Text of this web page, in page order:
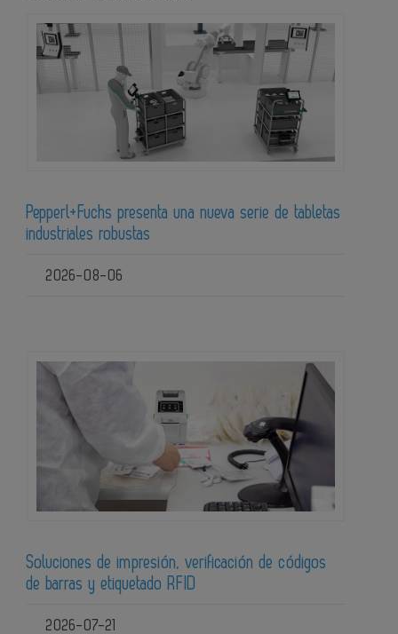
Pepperl+Fuchs presenta una nueva serie de tabletas
industriales robustas
2026-08-06
Soluciones de impresión, verificación de códigos
de barras y etiquetado RFID
2026-07-21